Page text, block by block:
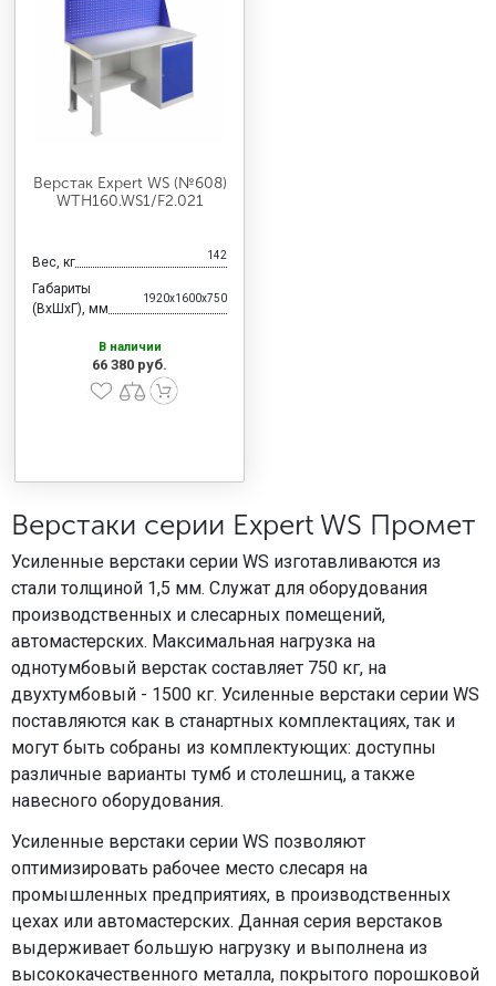
Верстак Expert WS (№608)
WTH160.WS1/F2.021
Вес, кг 142
Габариты
(ВхШхГ), мм
1920x1600x750
В наличии
66 380 руб.
Верстаки серии Expert WS Промет
Усиленные верстаки серии WS изготавливаются из
стали толщиной 1,5 мм. Служат для оборудования
производственных и слесарных помещений,
автомастерских. Максимальная нагрузка на
однотумбовый верстак составляет 750 кг, на
двухтумбовый - 1500 кг. Усиленные верстаки серии WS
поставляются как в станартных комплектациях, так и
могут быть собраны из комплектующих: доступны
различные варианты тумб и столешниц, а также
навесного оборудования.
Усиленные верстаки серии WS позволяют
оптимизировать рабочее место слесаря на
промышленных предприятиях, в производственных
цехах или автомастерских. Данная серия верстаков
выдерживает большую нагрузку и выполнена из
высококачественного металла, покрытого порошковой